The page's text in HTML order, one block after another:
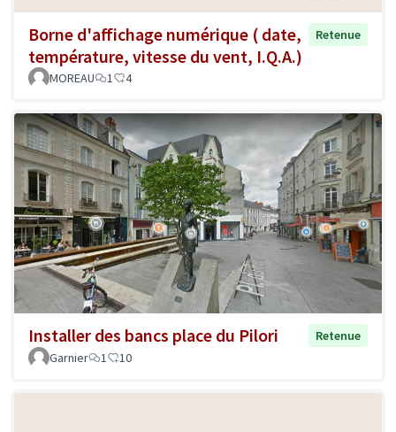
Borne d'affichage numérique ( date,
température, vitesse du vent, I.Q.A.)
Retenue
MOREAU 1 4
Installer des bancs place du Pilori
Retenue
Garnier
1 10